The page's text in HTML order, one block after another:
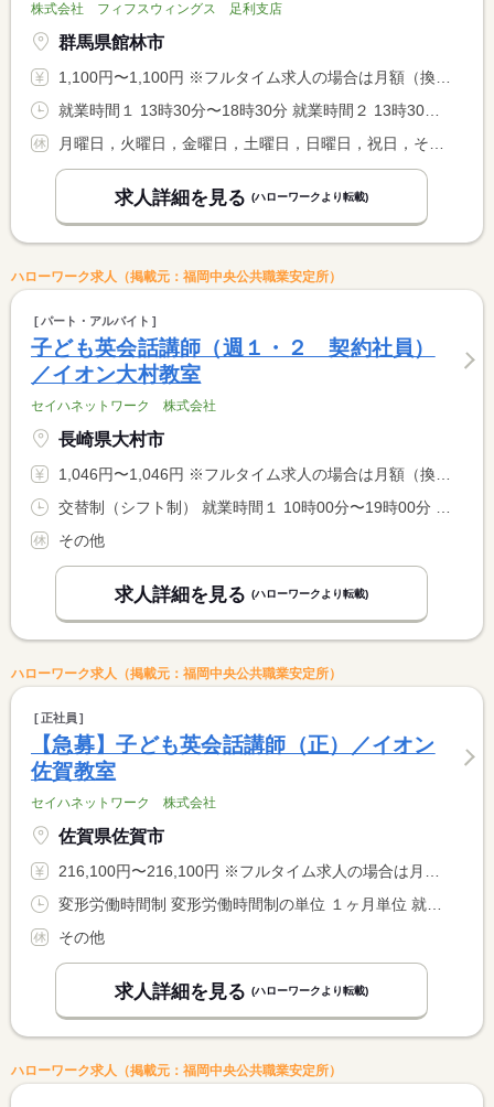
株式会社 フィフスウィングス 足利支店
群馬県館林市
1,100円〜1,100円 ※フルタイム求人の場合は月額（換算額）、パート求人の場合は時間額を表示しています。
求人詳細を見る (ハローワークより転載)
ハローワーク求人（掲載元：福岡中央公共職業安定所）
パート・アルバイト
子ども英会話講師（週１・２ 契約社員）
／イオン大村教室
セイハネットワーク 株式会社
長崎県大村市
1,046円〜1,046円 ※フルタイム求人の場合は月額（換算額）、パート求人の場合は時間額を表示しています。
その他
求人詳細を見る (ハローワークより転載)
ハローワーク求人（掲載元：福岡中央公共職業安定所）
正社員
【急募】子ども英会話講師（正）／イオン
佐賀教室
セイハネットワーク 株式会社
佐賀県佐賀市
216,100円〜216,100円 ※フルタイム求人の場合は月額（換算額）、パート求人の場合は時間額を表示しています。
その他
求人詳細を見る (ハローワークより転載)
ハローワーク求人（掲載元：福岡中央公共職業安定所）